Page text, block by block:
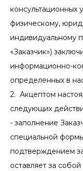
консультационных
физическому,
индивидуальному
«Заказчик»)
информационно-
определенных в
2. Акцептом
следующих
- заполнение
специальной
подтверждением
оставляет за